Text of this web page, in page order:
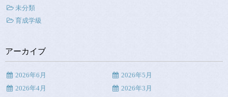
未分類
育成学級
アーカイブ
2026年6月
2026年5月
2026年4月
2026年3月